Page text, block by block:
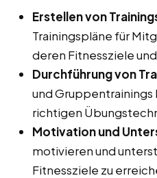
Erstellen von
Trainingspläne für
deren Fitnessziele
Durchführung von
und Gruppentrainings
richtigen
Motivation und
motivieren und
Fitnessziele zu